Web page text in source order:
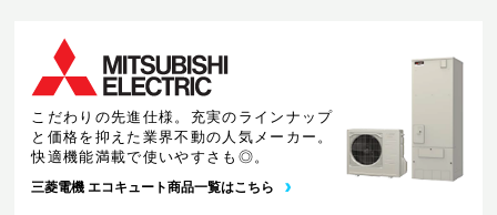
こだわりの先進仕様。充実のラインナップ
と価格を抑えた業界不動の人気メーカー。
快適機能満載で使いやすさも◎。
三菱電機 エコキュート商品一覧はこちら